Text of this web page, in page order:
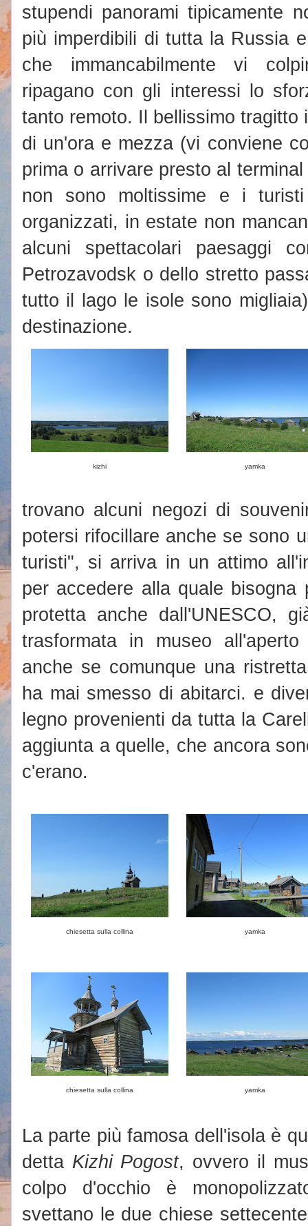
stupendi panorami tipicamente
più imperdibili di tutta la Russia
che immancabilmente vi
ripagano con gli interessi lo
tanto remoto. Il bellissimo tragitto
di un'ora e mezza (vi conviene
prima o arrivare presto al
non sono moltissime e i
organizzati, in estate non
alcuni spettacolari paesaggi
Petrozavodsk o dello stretto
tutto il lago le isole sono
destinazione.
kizhi yamka
trovano alcuni negozi di
potersi rifocillare anche se sono
turisti", si arriva in un attimo
per accedere alla quale bisogna
protetta anche dall'UNESCO,
trasformata in museo
anche se comunque una
ha mai smesso di abitarci. e
legno provenienti da tutta la
aggiunta a quelle, che ancora
c'erano.
chiesetta sulla collina yamka
chiesetta sulla collina yamka
La parte più famosa dell'isola è
detta Kizhi Pogost, ovvero il
colpo d'occhio è
svettano le due chiese